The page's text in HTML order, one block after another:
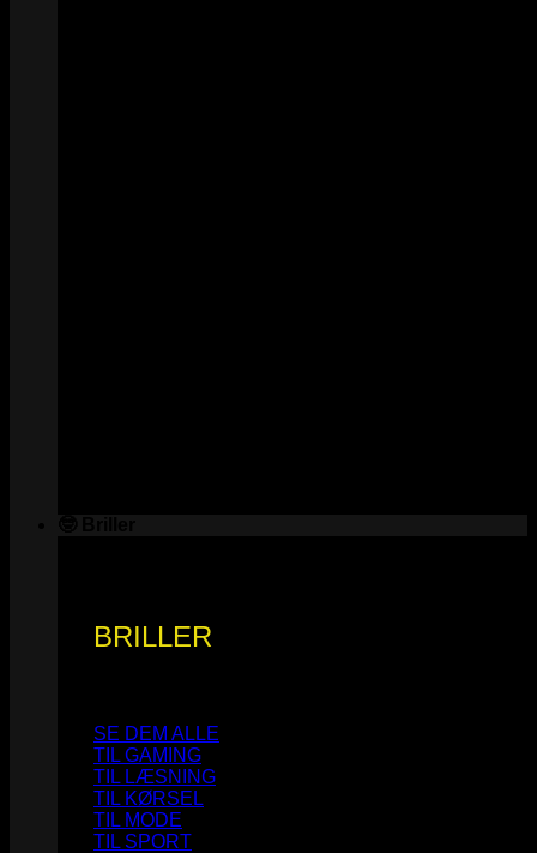
BRILLER
SE DEM ALLE
TIL GAMING
TIL LÆSNING
TIL KØRSEL
TIL MODE
TIL SPORT